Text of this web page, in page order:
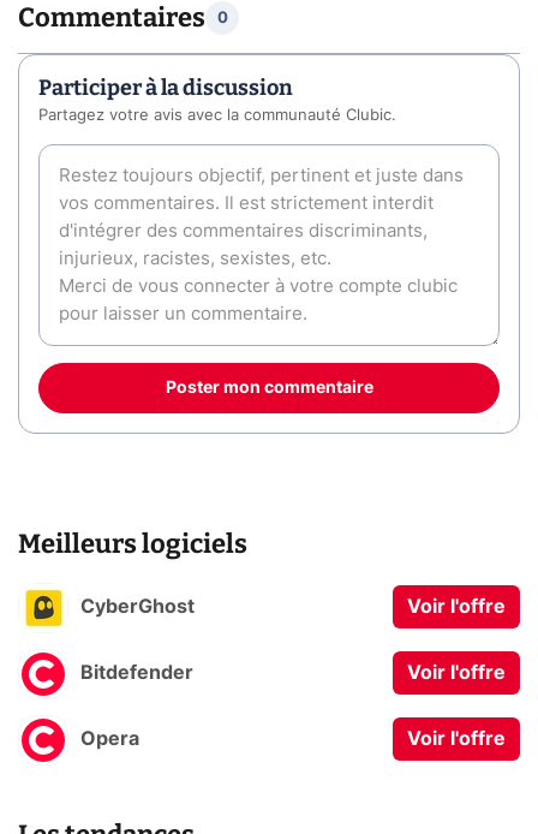
Commentaires 0
Participer à la discussion
Partagez votre avis avec la communauté Clubic.
Poster mon commentaire
Meilleurs logiciels
CyberGhost Voir l'offre
Bitdefender Voir l'offre
Opera Voir l'offre